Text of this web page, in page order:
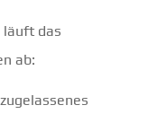
läuft das
ab: